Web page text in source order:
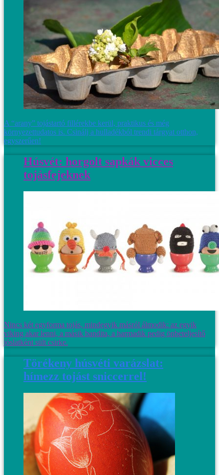
A “arany” tojástartó fillérekbe kerül, praktikus és még
környezettudatos is. Csinálj a hulladékból trendi tárgyat otthon,
egyszerűen!
Húsvét: horgolt sapkák vicces
tojásfejeknek
Nincs két egyforma tojás, mindegyik másról álmodik: az egyik
viking akar lenni, a másik bandita, a harmadik pedig önbeteljesítő
jóslatként sült csirke.
Törékeny húsvéti varázslat:
hímezz tojást sniccerrel!